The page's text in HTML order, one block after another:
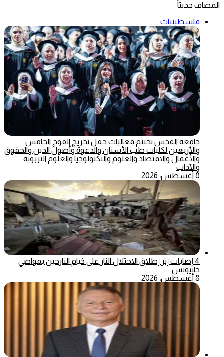
المضاف حديثاً
فلسطينيات
جامعة القدس تختتم فعاليات حفل تخريج الفوج الخامس
والأربعين لكليات طب الأسنان والدعوة وأصول الدين والحقوق
والأعمال والاقتصاد والعلوم والتكنولوجيا والعلوم التربوية
والآداب
8 أغسطس، 2026
4 إصابات إثر إطلاق الاحتلال النار على خيام النازحين بمواصي
خانيونس
8 أغسطس، 2026